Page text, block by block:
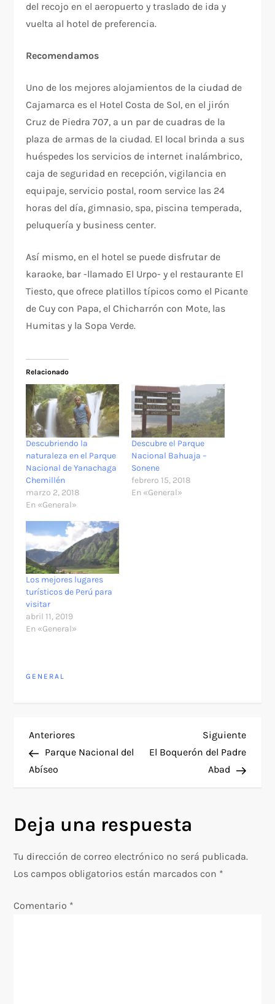
del recojo en el aeropuerto y traslado de ida y
vuelta al hotel de preferencia.
Recomendamos
Uno de los mejores alojamientos de la ciudad de
Cajamarca es el Hotel Costa de Sol, en el jirón
Cruz de Piedra 707, a un par de cuadras de la
plaza de armas de la ciudad. El local brinda a sus
huéspedes los servicios de internet inalámbrico,
caja de seguridad en recepción, vigilancia en
equipaje, servicio postal, room service las 24
horas del día, gimnasio, spa, piscina temperada,
peluquería y business center.
Así mismo, en el hotel se puede disfrutar de
karaoke, bar -llamado El Urpo- y el restaurante El
Tiesto, que ofrece platillos típicos como el Picante
de Cuy con Papa, el Chicharrón con Mote, las
Humitas y la Sopa Verde.
Relacionado
Descubriendo la
naturaleza en el Parque
Nacional de Yanachaga
Chemillén
marzo 2, 2018
En «General»
Descubre el Parque
Nacional Bahuaja –
Sonene
febrero 15, 2018
En «General»
Los mejores lugares
turísticos de Perú para
visitar
abril 11, 2019
En «General»
GENERAL
N
a
e
g
a
c
Entrada
anterior
Anteriores
Parque Nacional del
Abíseo
Siguiente
El Boquerón del Padre
Abad
Deja una respuesta
Tu dirección de correo electrónico no será publicada.
Los campos obligatorios están marcados con *
Comentario *